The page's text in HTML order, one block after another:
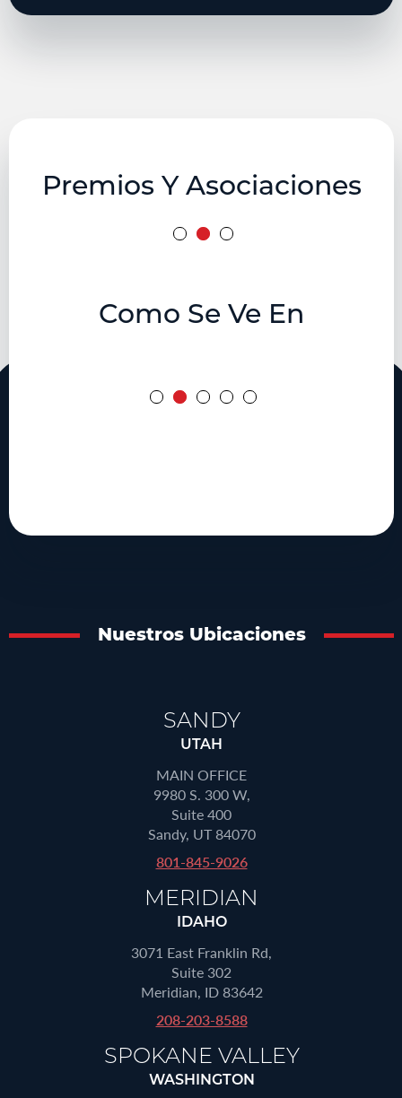
Premios Y Asociaciones
Como Se Ve En
Nuestros Ubicaciones
SANDY
UTAH
MAIN OFFICE
9980 S. 300 W,
Suite 400
Sandy, UT 84070
801-845-9026
MERIDIAN
IDAHO
3071 East Franklin Rd,
Suite 302
Meridian, ID 83642
208-203-8588
SPOKANE VALLEY
WASHINGTON